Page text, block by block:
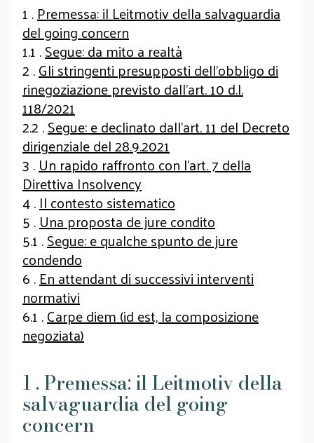
1 .Premessa: il Leitmotiv della salvaguardia
del going concern
1.1 .Segue: da mito a realtà
2 .Gli stringenti presupposti dell’obbligo di
rinegoziazione previsto dall’art. 10 d.l.
118/2021
2.2 .Segue: e declinato dall’art. 11 del Decreto
dirigenziale del 28.9.2021
3 .Un rapido raffronto con l’art. 7 della
Direttiva Insolvency
4 .Il contesto sistematico
5 .Una proposta de jure condito
5.1 .Segue: e qualche spunto de jure
condendo
6 .En attendant di successivi interventi
normativi
6.1 .Carpe diem (id est, la composizione
negoziata)
1 . Premessa: il Leitmotiv della
salvaguardia del going
concern